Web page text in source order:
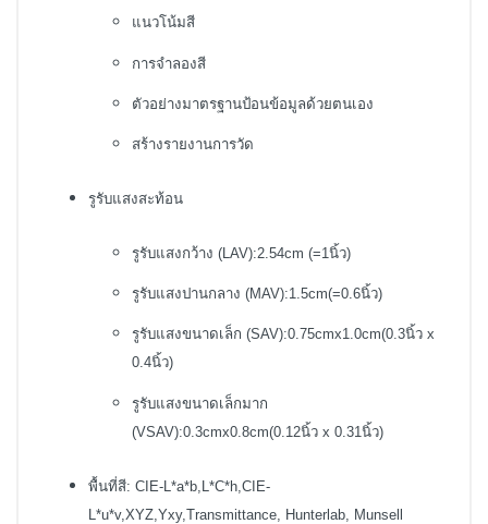
แนวโน้มสี
การจำลองสี
ตัวอย่างมาตรฐานป้อนข้อมูลด้วยตนเอง
สร้างรายงานการวัด
รูรับแสงสะท้อน
รูรับแสงกว้าง (LAV):2.54cm (=1นิ้ว)
รูรับแสงปานกลาง (MAV):1.5cm(=0.6นิ้ว)
รูรับแสงขนาดเล็ก (SAV):0.75cmx1.0cm(0.3นิ้ว x
0.4นิ้ว)
รูรับแสงขนาดเล็กมาก
(VSAV):0.3cmx0.8cm(0.12นิ้ว x 0.31นิ้ว)
พื้นที่สี: CIE-L*a*b,L*C*h,CIE-
L*u*v,XYZ,Yxy,Transmittance, Hunterlab, Munsell